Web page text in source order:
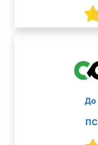
До